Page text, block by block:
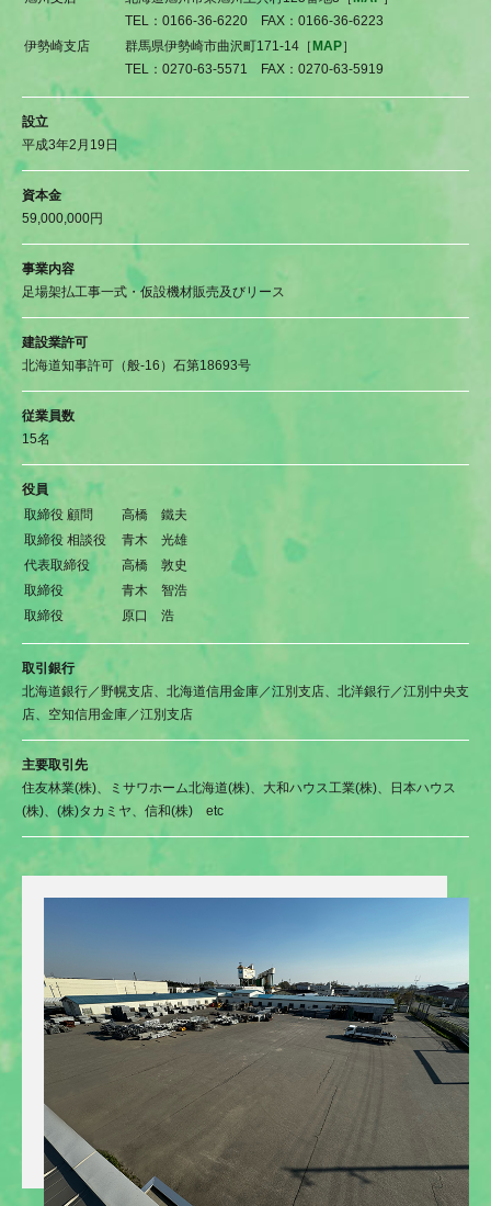
TEL：0166-36-6220 FAX：0166-36-6223
伊勢崎支店
群馬県伊勢崎市曲沢町171-14［MAP］
TEL：0270-63-5571 FAX：0270-63-5919
設立
平成3年2月19日
資本金
59,000,000円
事業内容
足場架払工事一式・仮設機材販売及びリース
建設業許可
北海道知事許可（般-16）石第18693号
従業員数
15名
役員
取締役 顧問
高橋 鐵夫
取締役 相談役
青木 光雄
代表取締役
高橋 敦史
取締役
青木 智浩
取締役
原口 浩
取引銀行
北海道銀行／野幌支店、北海道信用金庫／江別支店、北洋銀行／江別中央支
店、空知信用金庫／江別支店
主要取引先
住友林業(株)、ミサワホーム北海道(株)、大和ハウス工業(株)、日本ハウス
(株)、(株)タカミヤ、信和(株) etc